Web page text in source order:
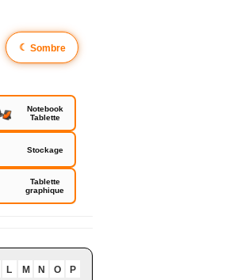
☾ Sombre
Notebook
Tablette
Stockage
Tablette
graphique
L M N O
P